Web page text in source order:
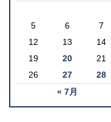
« 7月
5
6 7
12
13 14
19
20 21
26
27 28